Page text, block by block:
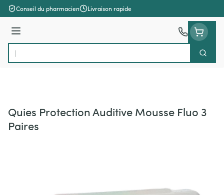
Aller au contenu
Conseil du pharmacien Livraison rapide
Menu
Rechercher
Quies Protection Auditive Mousse Fluo 3
Paires